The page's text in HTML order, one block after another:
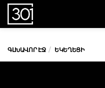
ԳԼԽԱՎՈՐ ԷՋ ԵԿԵՂԵՑԻ